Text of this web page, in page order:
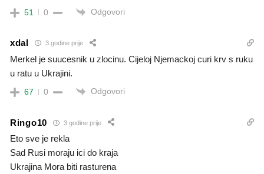
51 0 Odgovori
xdal 3 godine prije
Merkel je suucesnik u zlocinu. Cijeloj Njemackoj curi krv s ruku
u ratu u Ukrajini.
67 0 Odgovori
Ringo10 3 godine prije
Eto sve je rekla
Sad Rusi moraju ici do kraja
Ukrajina Mora biti rasturena